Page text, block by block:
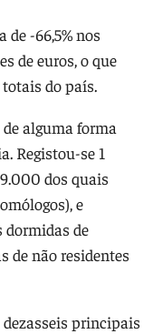
de -66,5% nos
de euros, o que
do país.
alguma forma
Registou-se 1
dos quais
e
dormidas de
de não residentes
dezasseis principais